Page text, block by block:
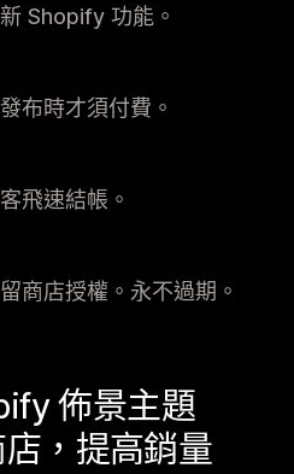
Shopify 功能。
布時才須付費。
飛速結帳。
商店授權。永不過期。
佈景主題
，提高銷量